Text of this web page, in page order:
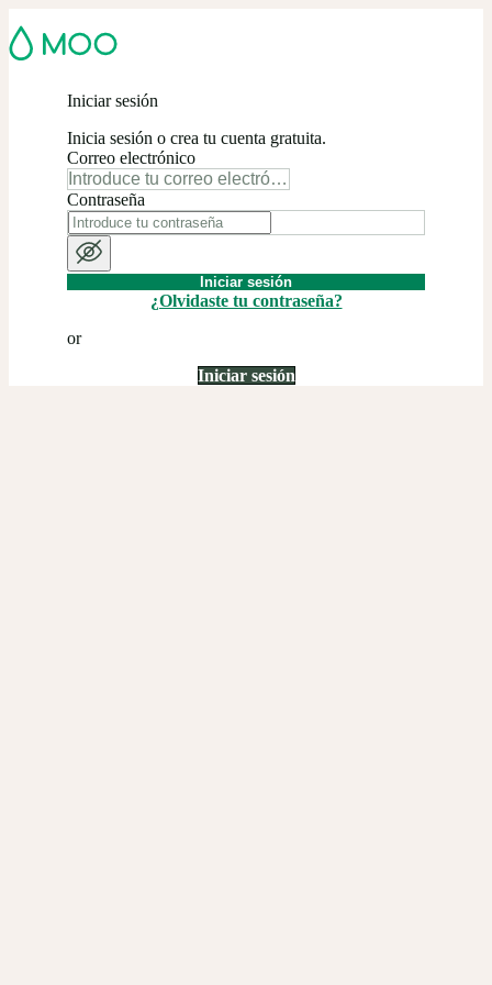
Iniciar sesión
Inicia sesión o crea tu cuenta gratuita.
Correo electrónico
Contraseña
Iniciar sesión
¿Olvidaste tu contraseña?
or
Iniciar sesión